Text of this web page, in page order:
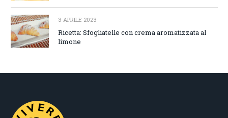
3 APRILE 2023
Ricetta: Sfogliatelle con crema aromatizzata al
limone